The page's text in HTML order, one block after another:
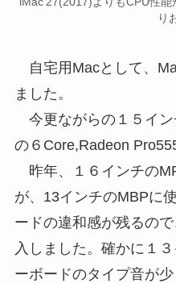
り
自宅用Macとして、
ました。
今更ながらの１５イン
の６Core,Radeon
昨年、１６インチの
が、13インチのMBPに
ードの違和感が残るの
入しました。確かに１
ーボードのタイプ音が